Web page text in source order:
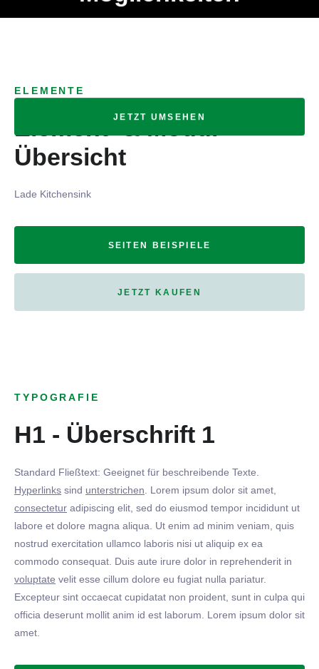
JETZT UMSEHEN
ELEMENTE
Element- & Modul-
Übersicht
Lade Kitchensink
SEITEN BEISPIELE
JETZT KAUFEN
TYPOGRAFIE
H1 - Überschrift 1
Standard Fließtext: Geeignet für beschreibende Texte.
Hyperlinks sind unterstrichen . Lorem ipsum dolor sit amet,
consectetur adipiscing elit, sed do eiusmod tempor incididunt ut
labore et dolore magna aliqua. Ut enim ad minim veniam, quis
nostrud exercitation ullamco laboris nisi ut aliquip ex ea
commodo consequat. Duis aute irure dolor in reprehenderit in
voluptate velit esse cillum dolore eu fugiat nulla pariatur.
Excepteur sint occaecat cupidatat non proident, sunt in culpa qui
officia deserunt mollit anim id est laborum. Lorem ipsum dolor sit
amet.